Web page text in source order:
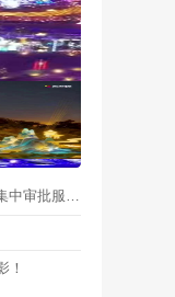
靶向施策破堵点 精准服务解企忧 包头市“环评集中审批服务月”启动
！